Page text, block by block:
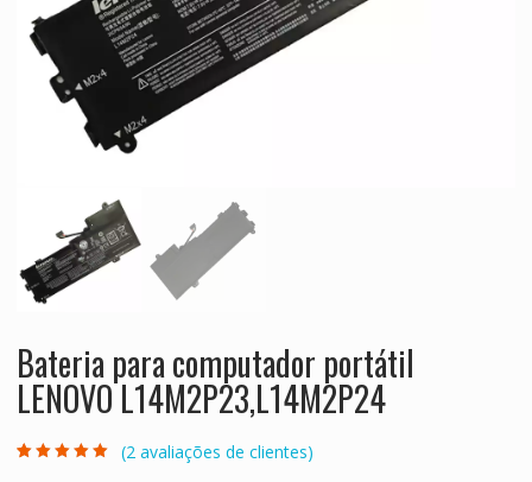
Bateria para computador portátil
LENOVO L14M2P23,L14M2P24
(2 avaliações de clientes)